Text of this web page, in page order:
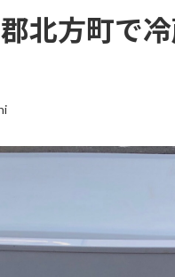
北方町で